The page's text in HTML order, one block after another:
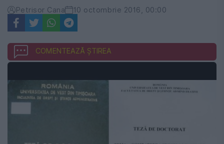
Petrisor Cana 10 octombrie 2016, 00:00
COMENTEAZĂ ȘTIREA